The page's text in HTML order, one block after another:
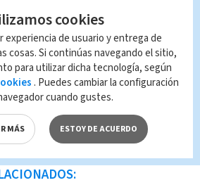
Chaves anuncia
de Costa Rica en
del Pacífico
el calendario para el
2022
cookies
experiencia de usuario y entrega de
cosas. Si continúas navegando el sitio,
para utilizar dicha tecnología, según
. Puedes cambiar la configuración
cuando gustes.
MÁS ESTOY DE ACUERDO